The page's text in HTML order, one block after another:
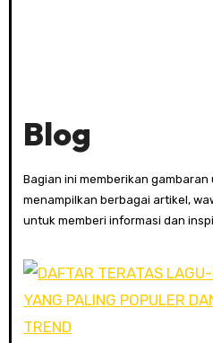
Blog
Bagian ini memberikan gambaran umum tentang blog,
menampilkan berbagai artikel,
untuk memberi informasi dan